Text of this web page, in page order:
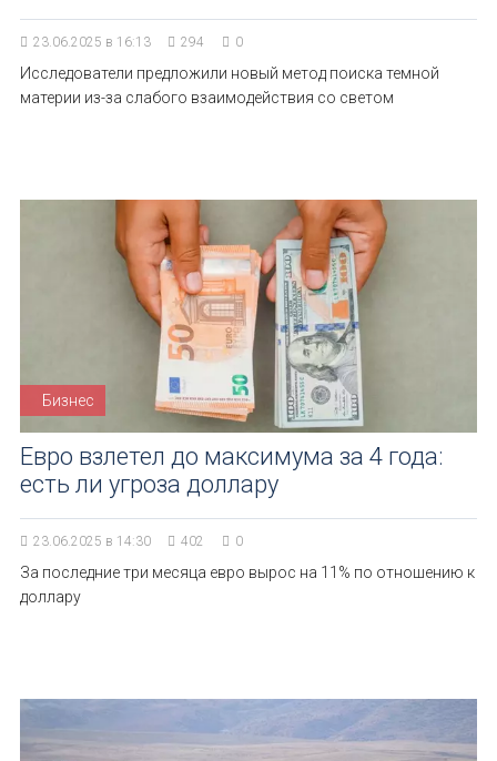
23.06.2025 в 16:13 294 0
Исследователи предложили новый метод поиска темной
материи из-за слабого взаимодействия со светом
Бизнес
Евро взлетел до максимума за 4 года:
есть ли угроза доллару
23.06.2025 в 14:30 402 0
За последние три месяца евро вырос на 11% по отношению к
доллару